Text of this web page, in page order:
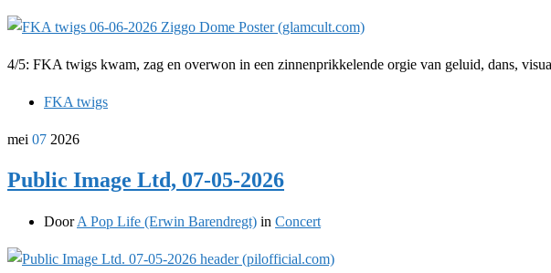
4/5: FKA twigs kwam, zag en overwon in een zinnenprikkelende orgie van geluid, dans,
FKA twigs
mei 07 2026
Public Image Ltd, 07-05-2026
DoorA Pop Life (Erwin Barendregt) in Concert